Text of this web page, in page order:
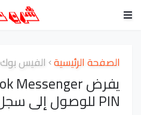
الصفحة الرئيسية الفيس بوك
PIN للوصول إلى سجل الدردشة